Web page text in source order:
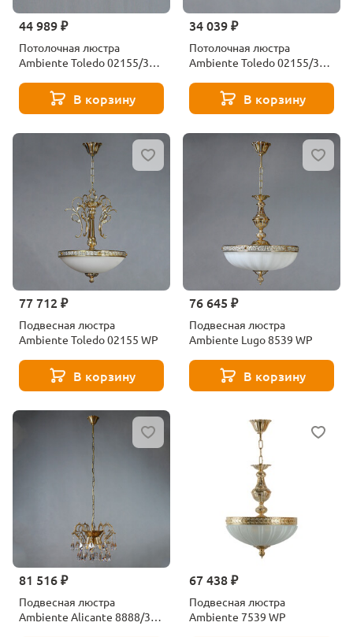
44 989 ₽
Потолочная люстра
Ambiente Toledo 02155/35
В корзину
34 039 ₽
Потолочная люстра
Ambiente Toledo 02155/30
В корзину
77 712 ₽
Подвесная люстра
Ambiente Toledo 02155 WP
В корзину
76 645 ₽
Подвесная люстра
Ambiente Lugo 8539 WP
В корзину
81 516 ₽
Подвесная люстра
Ambiente Alicante 8888/3
67 438 ₽
Подвесная люстра
Ambiente 7539 WP